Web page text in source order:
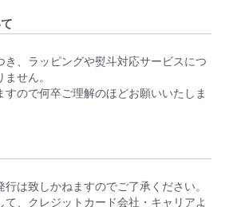
き、ラッピングや熨斗対応サービスにつ
せん。
すので何卒ご理解のほどお願いいたしま
は致しかねますのでご了承ください。
て、クレジットカード会社・キャリアよ